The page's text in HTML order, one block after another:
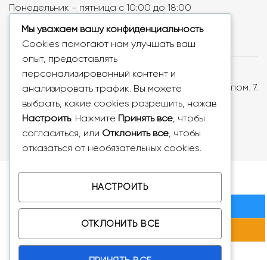
Понедельник - пятница с 10:00 до 18:00
ООО «Ваша тема», УНП: 193779018, Республика
Беларусь, 220073, г. Минск, ул. Скрыганова, д.6, пом. 7.
Регистрация от 26.07.2024г. Мингорисполком. В
торговом реестре N725576 от 27.08.2024г.
Copyright 2026 © VTEMA.BY
Мы уважаем вашу конфиденциальность
Cookies помогают нам улучшать ваш
опыт, предоставлять
персонализированный контент и
анализировать трафик. Вы можете
выбрать, какие cookies разрешить, нажав
Настроить. Нажмите Принять все, чтобы
согласиться, или Отклонить все, чтобы
отказаться от необязательных cookies.
НАСТРОИТЬ
ОТКЛОНИТЬ ВСЕ
Количество товара Щипцы-гофре Remington
В КОРЗИНУ